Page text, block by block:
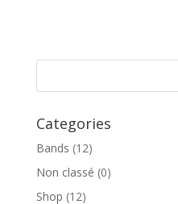
Categories
Bands (12)
Non classé (0)
Shop (12)